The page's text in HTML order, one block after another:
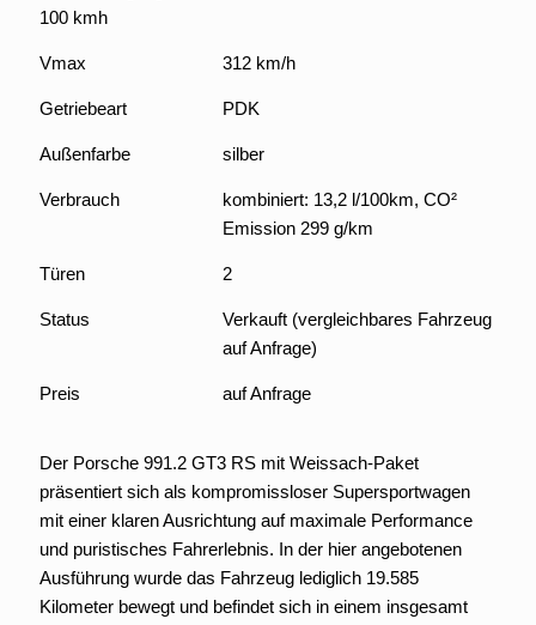
100 kmh
Vmax 312 km/h
Getriebeart PDK
Außenfarbe silber
Verbrauch
kombiniert: 13,2 l/100km, CO²
Emission 299 g/km
Türen 2
Status
Verkauft (vergleichbares Fahrzeug
auf Anfrage)
Preis auf Anfrage
Der Porsche 991.2 GT3 RS mit Weissach-Paket
präsentiert sich als kompromissloser Supersportwagen
mit einer klaren Ausrichtung auf maximale Performance
und puristisches Fahrerlebnis. In der hier angebotenen
Ausführung wurde das Fahrzeug lediglich 19.585
Kilometer bewegt und befindet sich in einem insgesamt